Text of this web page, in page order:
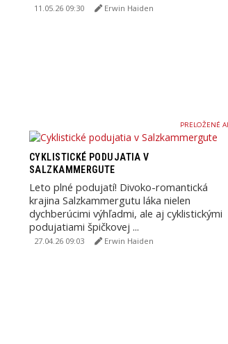
11.05.26 09:30 Erwin Haiden
PRELOŽENÉ AI
CYKLISTICKÉ PODUJATIA V
SALZKAMMERGUTE
Leto plné podujatí! Divoko-romantická
krajina Salzkammergutu láka nielen
dychberúcimi výhľadmi, ale aj cyklistickými
podujatiami špičkovej ...
27.04.26 09:03 Erwin Haiden